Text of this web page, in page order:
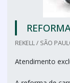
REKELL / SÃO
Atendimento